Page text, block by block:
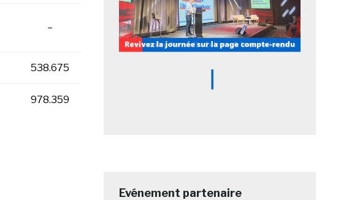
–
538.675
978.359
Evénement partenaire